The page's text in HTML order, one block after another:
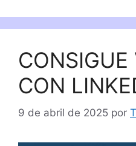
CONSIGUE
CON
9 de abril de 2025 por